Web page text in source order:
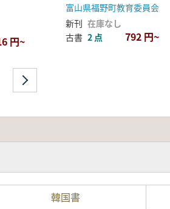
円~
富山県福野町教育委員会
新刊 在庫なし
古書 2 点 792 円~
韓国書